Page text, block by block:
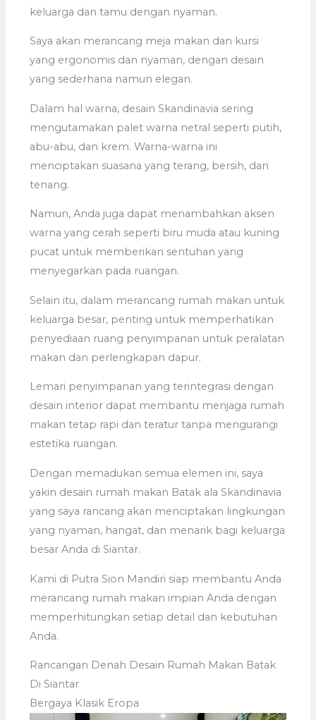
keluarga dan tamu dengan nyaman.
Saya akan merancang meja makan dan kursi
yang ergonomis dan nyaman, dengan desain
yang sederhana namun elegan.
Dalam hal warna, desain Skandinavia sering
mengutamakan palet warna netral seperti putih,
abu-abu, dan krem. Warna-warna ini
menciptakan suasana yang terang, bersih, dan
tenang.
Namun, Anda juga dapat menambahkan aksen
warna yang cerah seperti biru muda atau kuning
pucat untuk memberikan sentuhan yang
menyegarkan pada ruangan.
Selain itu, dalam merancang rumah makan untuk
keluarga besar, penting untuk memperhatikan
penyediaan ruang penyimpanan untuk peralatan
makan dan perlengkapan dapur.
Lemari penyimpanan yang terintegrasi dengan
desain interior dapat membantu menjaga rumah
makan tetap rapi dan teratur tanpa mengurangi
estetika ruangan.
Dengan memadukan semua elemen ini, saya
yakin desain rumah makan Batak ala Skandinavia
yang saya rancang akan menciptakan lingkungan
yang nyaman, hangat, dan menarik bagi keluarga
besar Anda di Siantar.
Kami di Putra Sion Mandiri siap membantu Anda
merancang rumah makan impian Anda dengan
memperhitungkan setiap detail dan kebutuhan
Anda.
Rancangan Denah Desain Rumah Makan Batak
Di Siantar
Bergaya Klasik Eropa